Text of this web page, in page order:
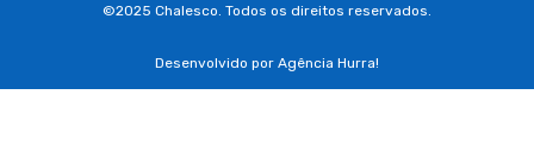
©2025 Chalesco. Todos os direitos reservados.
Desenvolvido por Agência Hurra!